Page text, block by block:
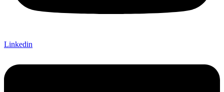
Linkedin